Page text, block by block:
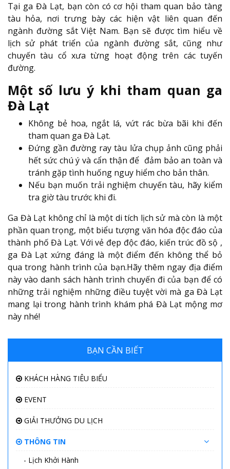
Tại ga Đà Lạt, bạn còn có cơ hội tham quan bảo tàng
tàu hỏa, nơi trưng bày các hiện vật liên quan đến
ngành đường sắt Việt Nam. Bạn sẽ được tìm hiểu về
lịch sử phát triển của ngành đường sắt, cũng như
chuyến tàu cổ xưa từng hoạt động trên các tuyến
đường.
Một số lưu ý khi tham quan ga
Đà Lạt
Không bẻ hoa, ngắt lá, vứt rác bừa bãi khi đến
tham quan ga Đà Lạt.
Đứng gần đường ray tàu lửa chụp ảnh cũng phải
hết sức chú ý và cẩn thận để đảm bảo an toàn và
tránh gặp tình huống nguy hiểm cho bản thân.
Nếu bạn muốn trải nghiệm chuyến tàu, hãy kiểm
tra giờ tàu trước khi đi.
Ga Đà Lạt không chỉ là một di tích lịch sử mà còn là một
phần quan trọng, một biểu tượng văn hóa độc đáo của
thành phố Đà Lạt. Với vẻ đẹp độc đáo, kiến trúc đồ sộ ,
ga Đà Lạt xứng đáng là một điểm đến không thể bỏ
qua trong hành trình của bạn.Hãy thêm ngay địa điểm
này vào danh sách hành trình chuyến đi của bạn để có
những trải nghiệm những điều tuyệt vời mà ga Đà Lạt
mang lại trong hành trình khám phá Đà Lạt mộng mơ
này nhé!
BẠN CẦN BIẾT
KHÁCH HÀNG TIÊU BIỂU
EVENT
GIẢI THƯỞNG DU LỊCH
THÔNG TIN
- Lịch Khởi Hành